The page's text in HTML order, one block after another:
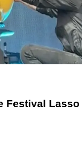
Festival Lasso